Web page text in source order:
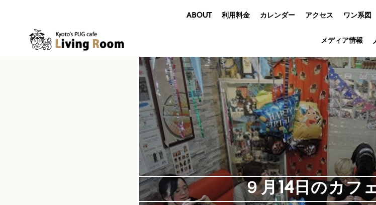
ABOUT 利用料金 カレンダー アクセス ワン系図
メディア情報
９月14日のカフ